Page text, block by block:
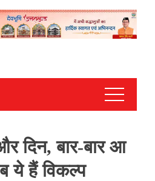
दिन, बार-बार आ
ये हैं विकल्प